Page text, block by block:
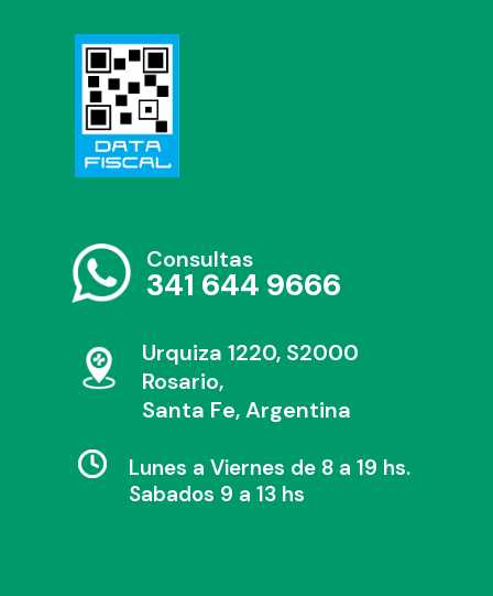
Consultas
341 644 9666
Urquiza 1220, S2000
Rosario,
Santa Fe, Argentina
Lunes a Viernes de 8 a 19 hs.
Sabados 9 a 13 hs